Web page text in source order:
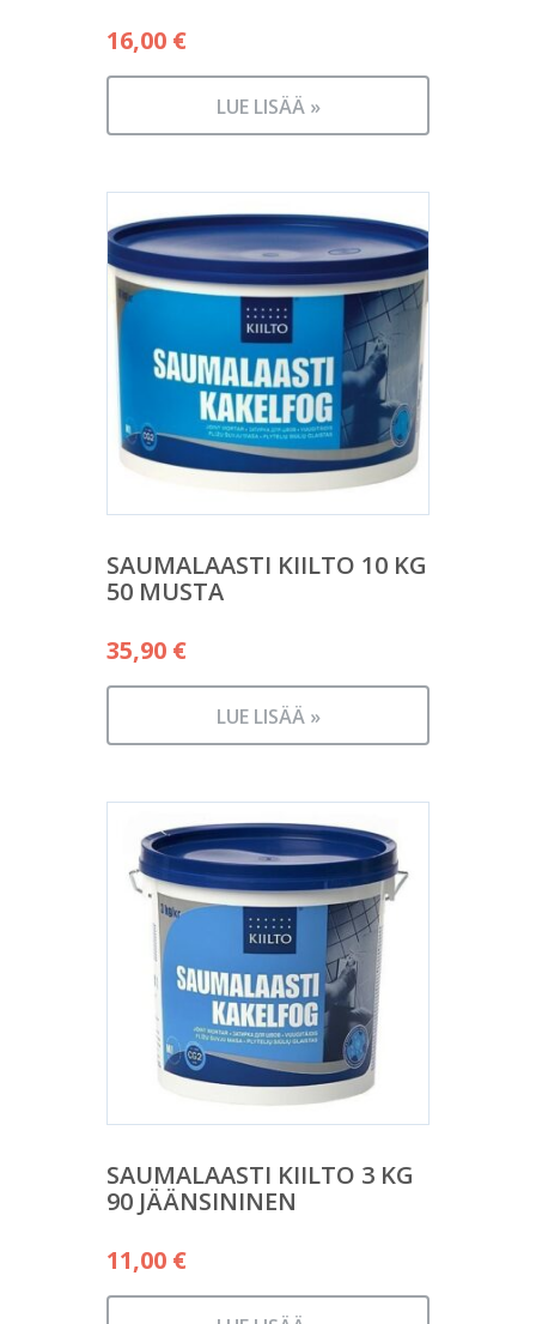
16,00 €
LUE LISÄÄ »
SAUMALAASTI KIILTO 10 KG
50 MUSTA
35,90 €
LUE LISÄÄ »
SAUMALAASTI KIILTO 3 KG
90 JÄÄNSININEN
11,00 €